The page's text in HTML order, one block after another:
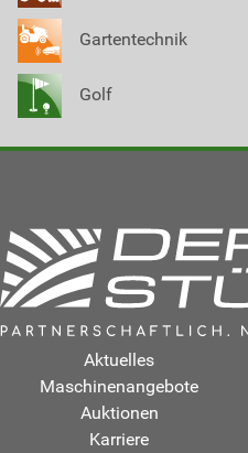
Gartentechnik
Golf
Aktuelles
Maschinenangebote
Auktionen
Karriere